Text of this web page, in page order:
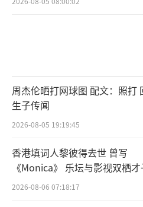
实”打消疑虑。
卡“套现”，这让陈先
自己的感情。
后来，陈先生因无
做生意向陈母借钱给“
更加确信儿子被骗，
款，多次索要无果后，
周杰伦晒打网球图 配文：照打
生子传闻
2026-08-05 19:19:45
香港填词人黎彼得去世 曾写
《Monica》 乐坛与影视双栖
2026-08-06 07:18:17